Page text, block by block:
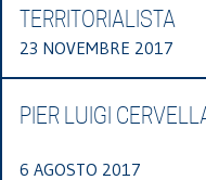
TERRITORIALISTA
23 NOVEMBRE 2017
PIER LUIGI
6 AGOSTO 2017